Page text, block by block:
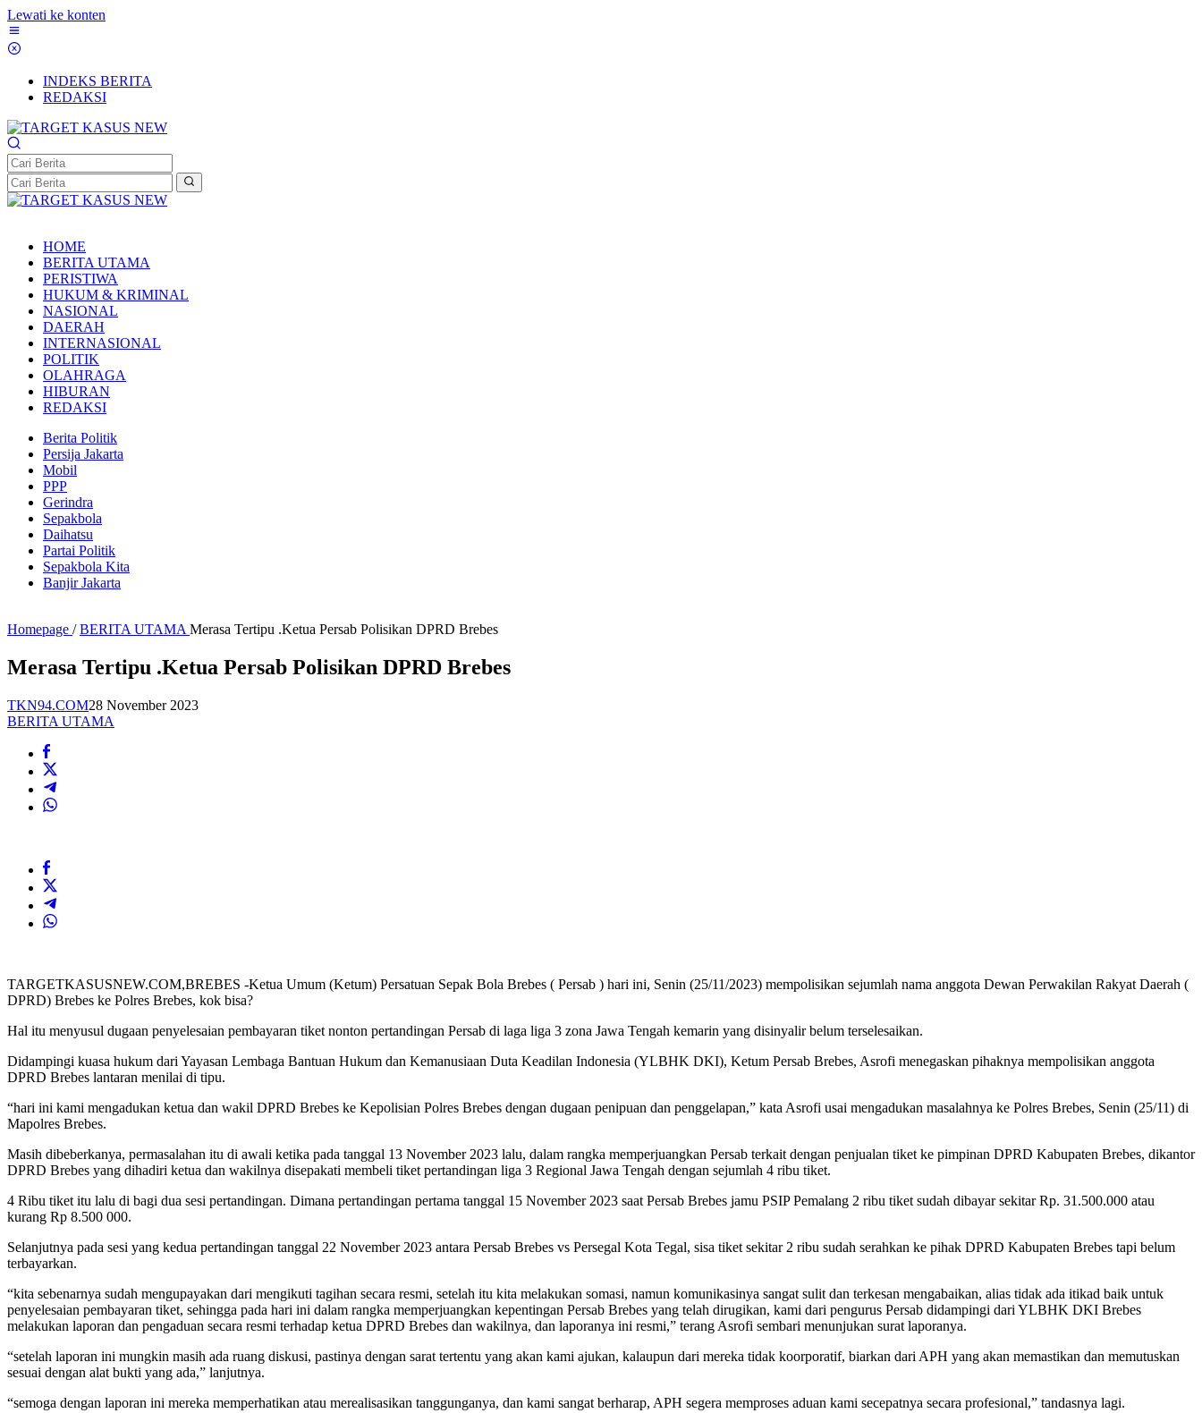
Lewati ke konten
INDEKS BERITA
REDAKSI
HOME
BERITA UTAMA
PERISTIWA
HUKUM & KRIMINAL
NASIONAL
DAERAH
INTERNASIONAL
POLITIK
OLAHRAGA
HIBURAN
REDAKSI
Berita Politik
Persija Jakarta
Mobil
PPP
Gerindra
Sepakbola
Daihatsu
Partai Politik
Sepakbola Kita
Banjir Jakarta
Homepage / BERITA UTAMA Merasa Tertipu .Ketua Persab Polisikan DPRD Brebes
Merasa Tertipu .Ketua Persab Polisikan DPRD Brebes
TKN94.COM28 November 2023
BERITA UTAMA
TARGETKASUSNEW.COM,BREBES -Ketua Umum (Ketum) Persatuan Sepak Bola Brebes ( Persab ) hari ini, Senin (25/11/2023) mempolisikan sejumlah nama anggota Dewan Perwakilan Rakyat Daerah (
DPRD) Brebes ke Polres Brebes, kok bisa?
Hal itu menyusul dugaan penyelesaian pembayaran tiket nonton pertandingan Persab di laga liga 3 zona Jawa Tengah kemarin yang disinyalir belum terselesaikan.
Didampingi kuasa hukum dari Yayasan Lembaga Bantuan Hukum dan Kemanusiaan Duta Keadilan Indonesia (YLBHK DKI), Ketum Persab Brebes, Asrofi menegaskan pihaknya mempolisikan anggota
DPRD Brebes lantaran menilai di tipu.
“hari ini kami mengadukan ketua dan wakil DPRD Brebes ke Kepolisian Polres Brebes dengan dugaan penipuan dan penggelapan,” kata Asrofi usai mengadukan masalahnya ke Polres Brebes, Senin (25/11) di
Mapolres Brebes.
Masih dibeberkanya, permasalahan itu di awali ketika pada tanggal 13 November 2023 lalu, dalam rangka memperjuangkan Persab terkait dengan penjualan tiket ke pimpinan DPRD Kabupaten Brebes, dikantor
DPRD Brebes yang dihadiri ketua dan wakilnya disepakati membeli tiket pertandingan liga 3 Regional Jawa Tengah dengan sejumlah 4 ribu tiket.
4 Ribu tiket itu lalu di bagi dua sesi pertandingan. Dimana pertandingan pertama tanggal 15 November 2023 saat Persab Brebes jamu PSIP Pemalang 2 ribu tiket sudah dibayar sekitar Rp. 31.500.000 atau
kurang Rp 8.500 000.
Selanjutnya pada sesi yang kedua pertandingan tanggal 22 November 2023 antara Persab Brebes vs Persegal Kota Tegal, sisa tiket sekitar 2 ribu sudah serahkan ke pihak DPRD Kabupaten Brebes tapi belum
terbayarkan.
“kita sebenarnya sudah mengupayakan dari mengikuti tagihan secara resmi, setelah itu kita melakukan somasi, namun komunikasinya sangat sulit dan terkesan mengabaikan, alias tidak ada itikad baik untuk
penyelesaian pembayaran tiket, sehingga pada hari ini dalam rangka memperjuangkan kepentingan Persab Brebes yang telah dirugikan, kami dari pengurus Persab didampingi dari YLBHK DKI Brebes
melakukan laporan dan pengaduan secara resmi terhadap ketua DPRD Brebes dan wakilnya, dan laporanya ini resmi,” terang Asrofi sembari menunjukan surat laporanya.
“setelah laporan ini mungkin masih ada ruang diskusi, pastinya dengan sarat tertentu yang akan kami ajukan, kalaupun dari mereka tidak koorporatif, biarkan dari APH yang akan memastikan dan memutuskan
sesuai dengan alat bukti yang ada,” lanjutnya.
“semoga dengan laporan ini mereka memperhatikan atau merealisasikan tanggunganya, dan kami sangat berharap, APH segera memproses aduan kami secepatnya secara profesional,” tandasnya lagi.